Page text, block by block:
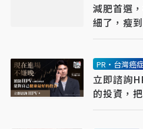
減肥首選
細了，瘦
PR・台灣癌
立即諮詢
的投資，